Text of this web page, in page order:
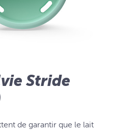
Stride
de garantir que le lait